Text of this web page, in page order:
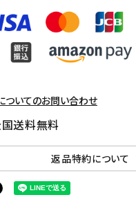
ついてのお問い合わせ
国送料無料
返品特約について